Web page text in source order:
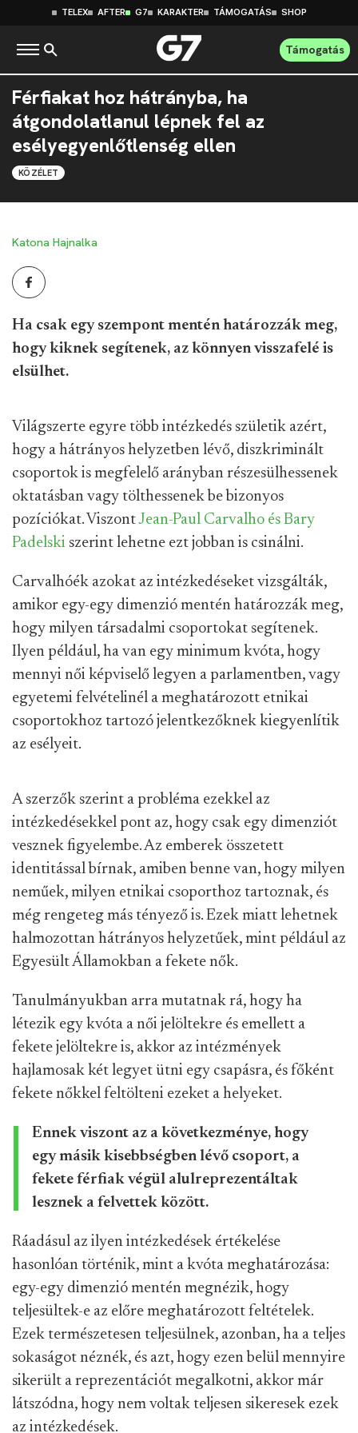
TELEX AFTER G7 KARAKTER TÁMOGATÁS SHOP
Támogatás
Férfiakat hoz hátrányba, ha
átgondolatlanul lépnek fel az
esélyegyenlőtlenség ellen
KÖZÉLET
Katona Hajnalka
Ha csak egy szempont mentén határozzák meg,
hogy kiknek segítenek, az könnyen visszafelé is
elsülhet.
Világszerte egyre több intézkedés születik azért,
hogy a hátrányos helyzetben lévő, diszkriminált
csoportok is megfelelő arányban részesülhessenek
oktatásban vagy tölthessenek be bizonyos
pozíciókat. ViszontJean-Paul Carvalho és Bary
Padelski szerint lehetne ezt jobban is csinálni.
Carvalhóék azokat az intézkedéseket vizsgálták,
amikor egy-egy dimenzió mentén határozzák meg,
hogy milyen társadalmi csoportokat segítenek.
Ilyen például, ha van egy minimum kvóta, hogy
mennyi női képviselő legyen a parlamentben, vagy
egyetemi felvételinél a meghatározott etnikai
csoportokhoz tartozó jelentkezőknek kiegyenlítik
az esélyeit.
A szerzők szerint a probléma ezekkel az
intézkedésekkel pont az, hogy csak egy dimenziót
vesznek figyelembe.Az emberek összetett
identitással bírnak, amiben benne van, hogy milyen
neműek, milyen etnikai csoporthoz tartoznak, és
még rengeteg más tényező is. Ezek miatt lehetnek
halmozottan hátrányos helyzetűek, mint például az
Egyesült Államokban a fekete nők.
Tanulmányukban arra mutatnak rá, hogy ha
létezik egy kvóta a női jelöltekre és emellett a
fekete jelöltekre is, akkor az intézmények
hajlamosak két legyet ütni egy csapásra, és főként
fekete nőkkel feltölteni ezeket a helyeket.
Ennek viszont az a következménye, hogy
egy másik kisebbségben lévő csoport, a
fekete férfiak végül alulreprezentáltak
lesznek a felvettek között.
Ráadásul az ilyen intézkedések értékelése
hasonlóan történik, mint a kvóta meghatározása:
egy-egy dimenzió mentén megnézik, hogy
teljesültek-e az előre meghatározott feltételek.
Ezek természetesen teljesülnek, azonban, ha a teljes
sokaságot néznék, és azt, hogy ezen belül mennyire
sikerült a reprezentációt megalkotni, akkor már
látszódna, hogy nem voltak teljesen sikeresek ezek
az intézkedések.